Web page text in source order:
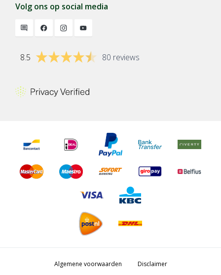
Volg ons op social media
8.5 80 reviews
Algemene voorwaarden Disclaimer